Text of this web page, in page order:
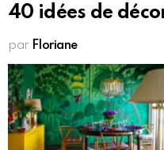
40 idées de
par Floriane